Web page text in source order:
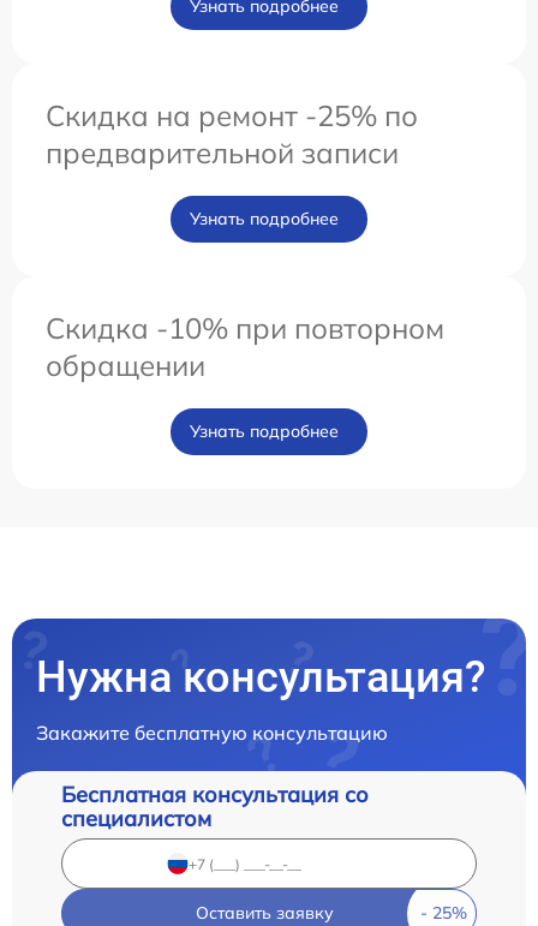
Узнать подробнее
Скидка на ремонт -25% по
предварительной записи
Узнать подробнее
Скидка -10% при повторном
обращении
Узнать подробнее
Нужна консультация?
Закажите бесплатную консультацию
Бесплатная консультация со
специалистом
Оставить заявку